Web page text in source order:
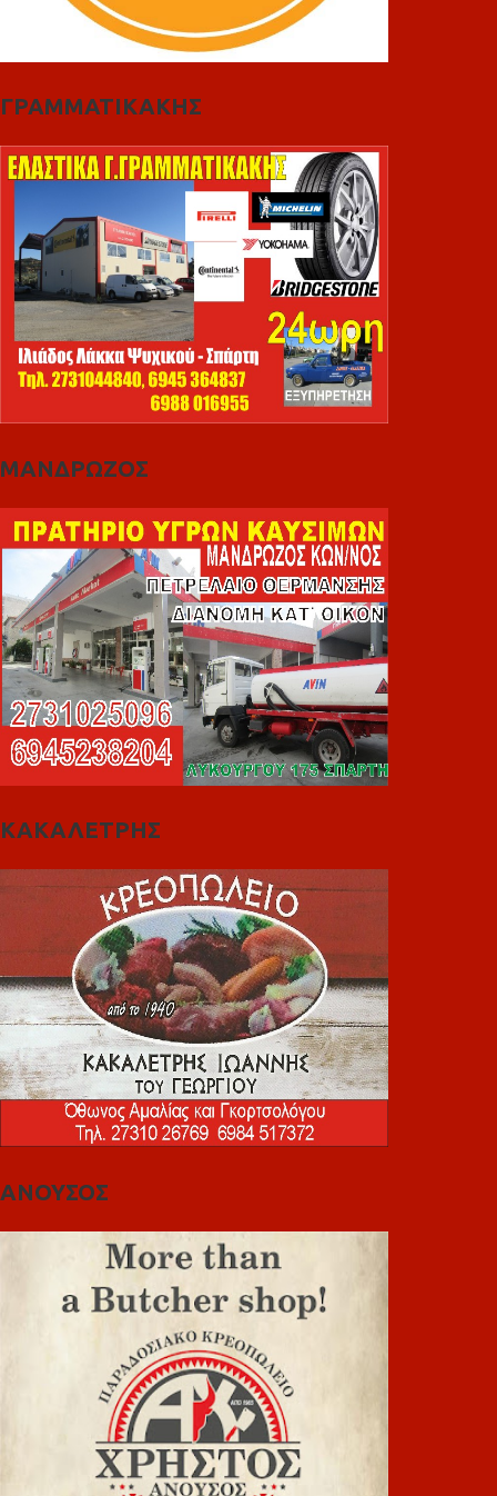
ΓΡΑΜΜΑΤΙΚΑΚΗΣ
ΜΑΝΔΡΩΖΟΣ
ΚΑΚΑΛΕΤΡΗΣ
ΑΝΟΥΣΟΣ